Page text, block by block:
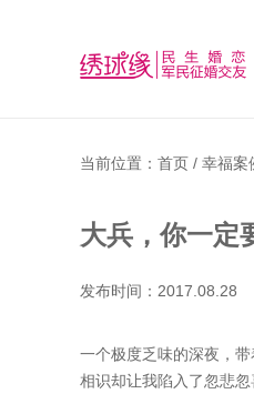
当前位置：首页 / 幸福案
大兵，你一定
发布时间：2017.08.28
一个极度乏味的深夜，
相识却让我陷入了忽悲